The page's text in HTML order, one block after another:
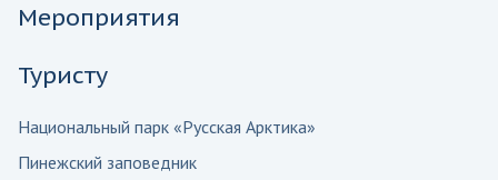
Мероприятия
Туристу
Национальный парк «Русская Арктика»
Пинежский заповедник